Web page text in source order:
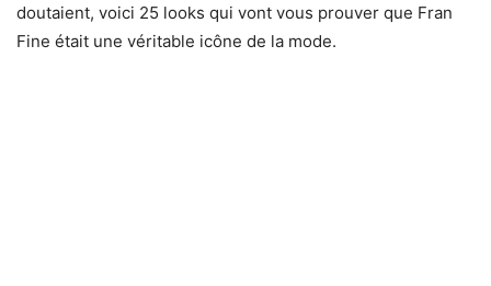
doutaient, voici 25 looks qui vont vous prouver que Fran
Fine était une véritable icône de la mode.